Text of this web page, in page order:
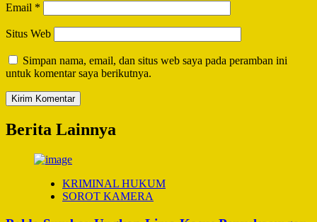
Email *
Situs Web
Simpan nama, email, dan situs web saya pada peramban ini
untuk komentar saya berikutnya.
Berita Lainnya
KRIMINAL HUKUM
SOROT KAMERA